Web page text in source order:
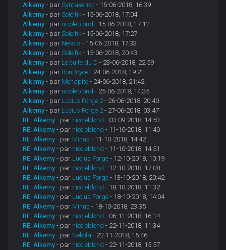
Alkemy - parSyntaxerror - 15-06-2018, 16:39
Alkemy - parSolelfik - 15-06-2018, 17:04
Alkemy - par nicoleblond - 15-06-2018, 17:12
Alkemy - parSolelfik - 15-06-2018, 17:27
Alkemy - par Nekola - 15-06-2018, 17:33
Alkemy - parSolelfik - 15-06-2018, 20:43
Alkemy - par Le culte du D - 23-06-2018, 22:59
Alkemy - par RonRoyce - 24-06-2018, 19:21
Alkemy - par Mehapito - 24-06-2018, 21:42
Alkemy - par nicoleblond - 25-06-2018, 14:35
Alkemy - par Lucius Forge 2- 26-06-2018, 20:40
Alkemy - par Lucius Forge 2- 27-06-2018, 03:47
RE: Alkemy - par nicoleblond - 03-09-2018, 14:53
RE: Alkemy - par nicoleblond - 11-10-2018, 11:40
RE: Alkemy - par Minus - 11-10-2018, 14:42
RE: Alkemy - par nicoleblond - 11-10-2018, 14:51
RE: Alkemy - par Lucius Forge - 12-10-2018, 10:19
RE: Alkemy - par nicoleblond - 12-10-2018, 17:08
RE: Alkemy - par Lucius Forge - 13-10-2018, 20:42
RE: Alkemy - par nicoleblond - 18-10-2018, 11:32
RE: Alkemy - par Lucius Forge - 18-10-2018, 14:04
RE: Alkemy - par Minus - 18-10-2018, 23:35
RE: Alkemy - par nicoleblond - 06-11-2018, 16:14
RE: Alkemy - par nicoleblond - 22-11-2018, 11:34
RE: Alkemy - par Nekola - 22-11-2018, 15:46
RE: Alkemy - par nicoleblond - 22-11-2018, 15:57